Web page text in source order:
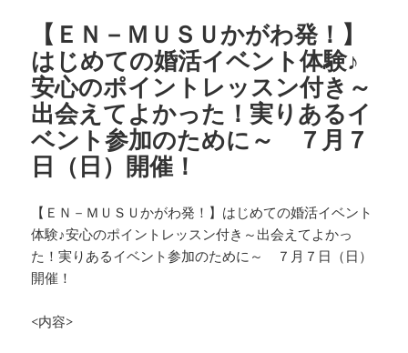
【ＥＮ－ＭＵＳＵかがわ発！】
はじめての婚活イベント体験♪
安心のポイントレッスン付き～
出会えてよかった！実りあるイ
ベント参加のために～ ７月７
日（日）開催！
【ＥＮ－ＭＵＳＵかがわ発！】はじめての婚活イベント
体験♪安心のポイントレッスン付き～出会えてよかっ
た！実りあるイベント参加のために～ ７月７日（日）
開催！
<内容>